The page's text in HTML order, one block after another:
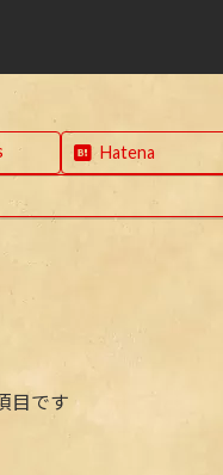
Hatena
目です